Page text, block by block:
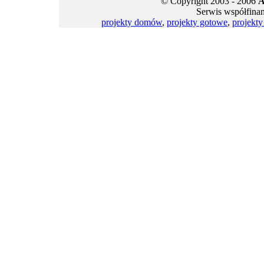
Serwis
projekty domów, projekty gotowe,